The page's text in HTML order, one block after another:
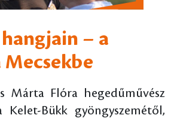
– a
Mecsekbe
Márta Flóra hegedűművész
Kelet-Bükk gyöngyszemétől,